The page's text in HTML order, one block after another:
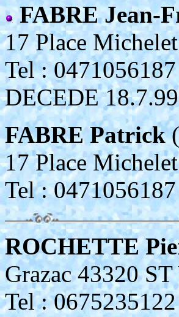
FABRE Jean-
17 Place
Tel : 0471056187
DECEDE
FABRE Patrick
17 Place
Tel :
ROCHETTE
Grazac 43320
Tel :